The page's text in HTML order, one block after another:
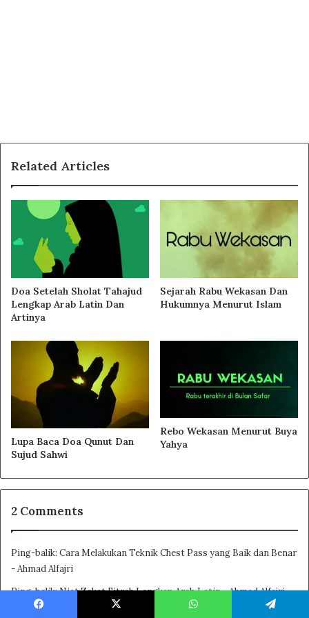
Related Articles
Doa Setelah Sholat Tahajud
Lengkap Arab Latin Dan
Artinya
Sejarah Rabu Wekasan Dan
Hukumnya Menurut Islam
Lupa Baca Doa Qunut Dan
Sujud Sahwi
Rebo Wekasan Menurut Buya
Yahya
2 Comments
Ping-balik: Cara Melakukan Teknik Chest Pass yang Baik dan Benar
- Ahmad Alfajri
Ping-balik:Niat Zakat Fitrah Lengkap Arab Latin - Ahmad Alfajri